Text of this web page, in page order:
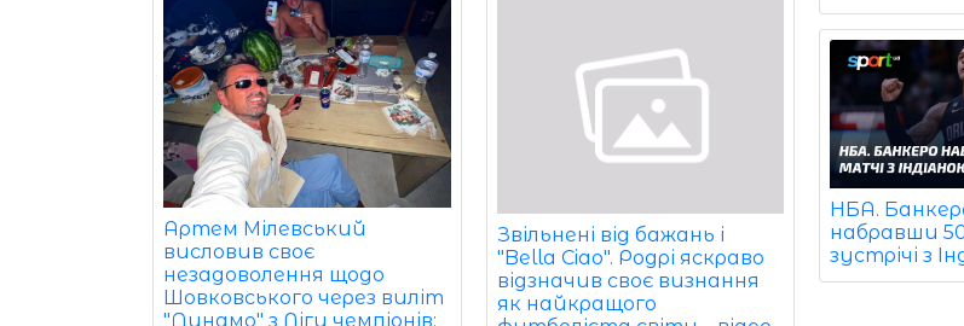
Артем Мілевський
висловив своє
незадоволення щодо
Шовковського через виліт
"Динамо" з Ліги чемпіонів:
Звільнені від бажань і
"Bella Ciao". Родрі яскраво
відзначив своє визнання
як найкращого
НБА.
набравши
зустрічі з